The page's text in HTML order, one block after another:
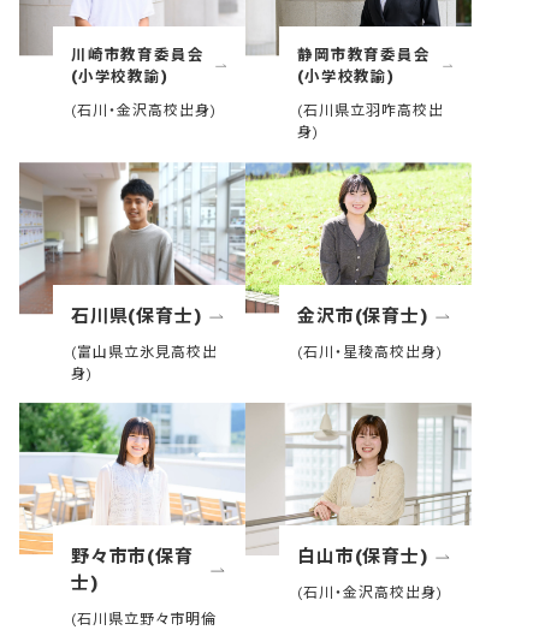
川崎市教育委員会
(小学校教諭)
(石川・金沢高校出身)
静岡市教育委員会
(小学校教諭)
(石川県立羽咋高校出
身)
石川県(保育士)
(富山県立氷見高校出
身)
金沢市(保育士)
(石川・星稜高校出身)
野々市市(保育
士)
(石川県立野々市明倫
白山市(保育士)
(石川・金沢高校出身)